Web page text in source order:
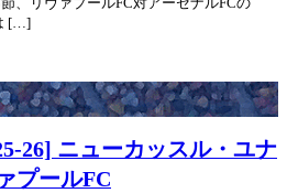
[…]
26] ニューカッスル・ユナ
プールFC